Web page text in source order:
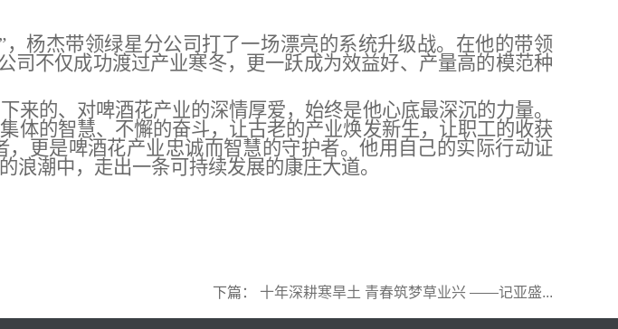
杨杰带领绿星分公司打了一场漂亮的系统升级战。在他的带领
司不仅成功渡过产业寒冬，更一跃成为效益好、产量高的模范种
来的、对啤酒花产业的深情厚爱，始终是他心底最深沉的力量。
的智慧、不懈的奋斗，让古老的产业焕发新生，让职工的收获
更是啤酒花产业忠诚而智慧的守护者。他用自己的实际行动证
浪潮中，走出一条可持续发展的康庄大道。
下篇： 十年深耕寒旱土 青春筑梦草业兴 ——记亚盛...